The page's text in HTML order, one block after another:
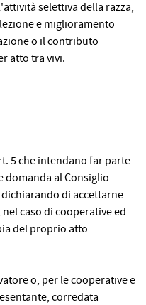
selettiva della razza,
e miglioramento
o il contributo
atto tra vivi.
5 che intendano far parte
domanda al Consiglio
di accettarne
caso di cooperative ed
del proprio atto
o, per le cooperative e
corredata